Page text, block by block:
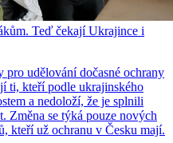
Teď čekají Ukrajince i
udělování dočasné ochrany
ti, kteří podle ukrajinského
a nedoloží, že je splnili
Změna se týká pouze nových
kteří už ochranu v Česku mají.